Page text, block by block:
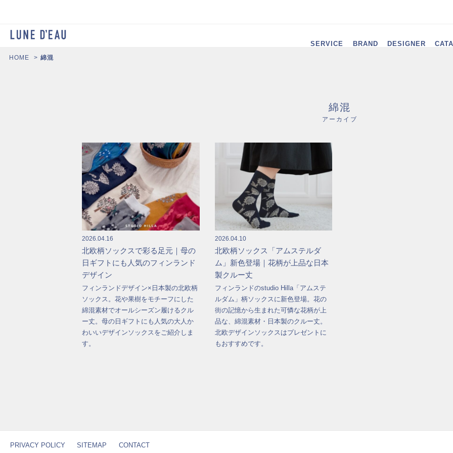
SERVICE BRAND DESIGNER
HOME 綿混
綿混
アーカイブ
2026.04.16
北欧柄ソックスで彩る足元｜母の
日ギフトにも人気のフィンランド
デザイン
フィンランドデザイン×日本製の北欧柄
ソックス。花や果樹をモチーフにした
綿混素材でオールシーズン履けるクル
ー丈。母の日ギフトにも人気の大人か
わいいデザインソックスをご紹介しま
す。
2026.04.10
北欧柄ソックス「アムステルダ
ム」新色登場｜花柄が上品な日本
製クルー丈
フィンランドのstudio Hilla「アムステ
ルダム」柄ソックスに新色登場。花の
街の記憶から生まれた可憐な花柄が上
品な、綿混素材・日本製のクルー丈。
北欧デザインソックスはプレゼントに
もおすすめです。
PRIVACY POLICY SITEMAP CONTACT